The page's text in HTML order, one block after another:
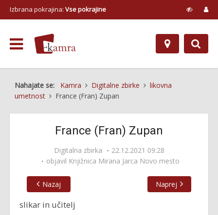
Izbrana pokrajina: Vse pokrajine
Nahajate se: Kamra Digitalne zbirke
likovna
umetnost
France (Fran) Zupan
France (Fran) Zupan
Digitalna zbirka
22.12.2021 09:28
objavil Knjižnica Mirana Jarca Novo mesto
Nazaj Naprej
slikar in učitelj